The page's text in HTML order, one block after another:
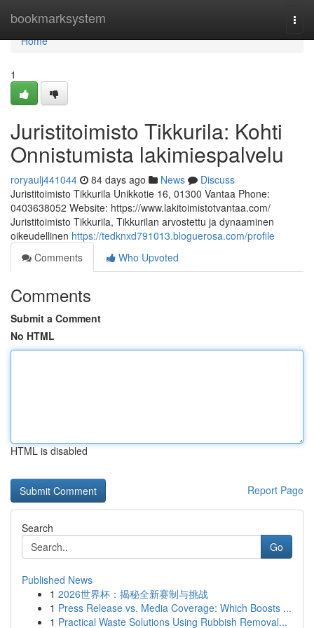
bookmarksystem
Home
Home
1
Juristitoimisto Tikkurila: Kohti
Onnistumista lakimiespalvelu
roryaulj441044 84 days ago News
Discuss
Juristitoimisto Tikkurila Unikkotie 16, 01300 Vantaa Phone:
0403638052 Website: https://www.lakitoimistotvantaa.com/
Juristitoimisto Tikkurila, Tikkurilan arvostettu ja dynaaminen
oikeudellinen https://tedknxd791013.bloguerosa.com/profile
Comments
Who Upvoted
Comments
Submit a Comment
No HTML
HTML is disabled
Report Page
Search
Go
Published News
1 2026世界杯：揭秘全新赛制与挑战
1 Press Release vs. Media Coverage: Which Boosts ...
1 Practical Waste Solutions Using Rubbish Removal...